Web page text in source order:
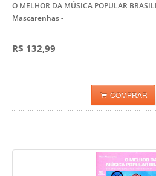
O MELHOR DA MÚSICA POPULAR
Mascarenhas-
R$ 132,99
COMPRAR